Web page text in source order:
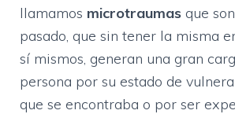
llamamos microtraumas que
pasado, que sin tener la misma
sí mismos, generan una gran
persona por su estado de
que se encontraba o por ser